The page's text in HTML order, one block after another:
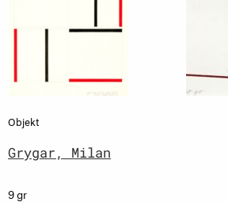
Objekt
Grygar, Milan
9 gr